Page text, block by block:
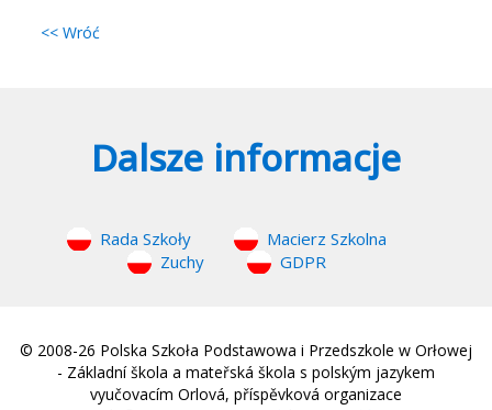
<< Wróć
Dalsze informacje
Rada Szkoły
Macierz Szkolna
Zuchy
GDPR
© 2008-26 Polska Szkoła Podstawowa i Przedszkole w Orłowej
- Základní škola a mateřská škola s polským jazykem
vyučovacím Orlová, příspěvková organizace